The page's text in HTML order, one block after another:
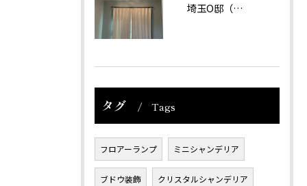
埼玉O邸（戸建て）
タグ Tags
フロアーランプ ミニシャンデリア
ブドウ装飾 クリスタルシャンデリア